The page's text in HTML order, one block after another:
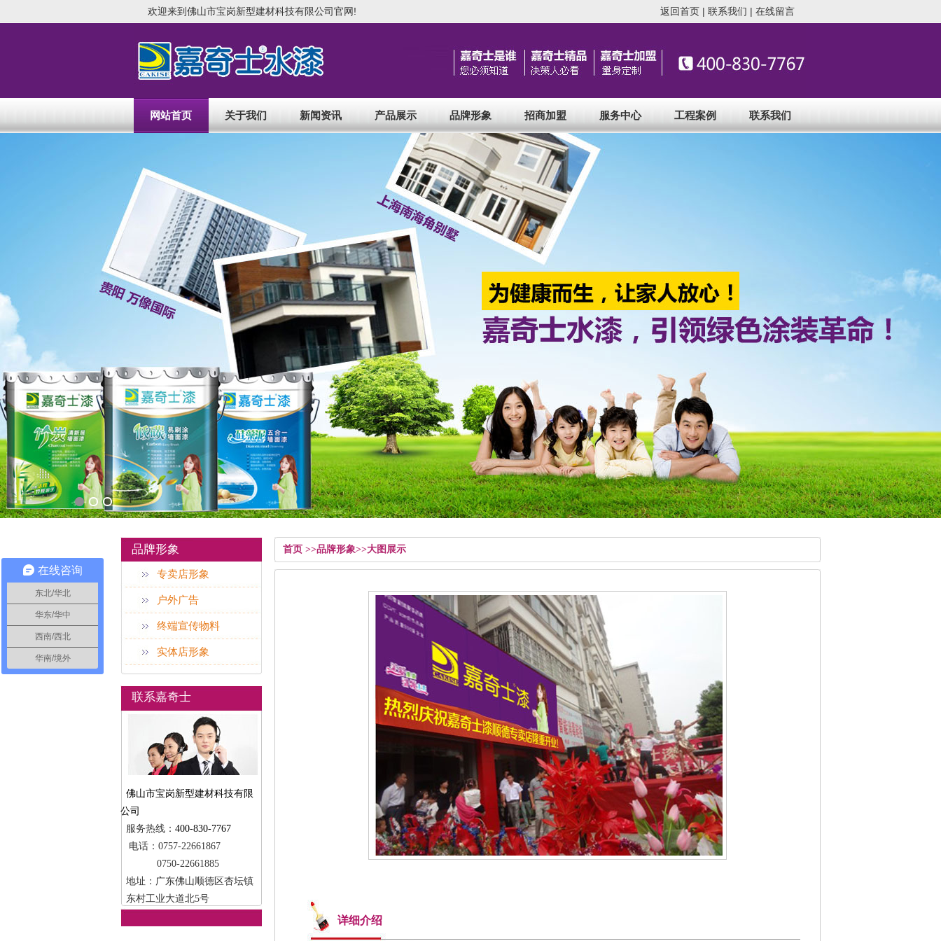
欢迎来到佛山市宝岗新型建材科技有限公司官网! 返回首页| 联系我们 | 在线留言
网站首页 关于我们 新闻资讯 产品展示 品牌形象 招商加盟 服务中心 工程案例 联系我们
品牌形象
专卖店形象
户外广告
终端宣传物料
实体店形象
联系嘉奇士
佛山市宝岗新型建材科技有限
公司
服务热线： 400-830-7767
电话：0757-22661867
0750-22661885
地址：广东佛山顺德区杏坛镇
东村工业大道北5号
首页 >>品牌形象>>大图展示
详细介绍
在线咨询
东北/华北
华东/华中
西南/西北
华南/境外